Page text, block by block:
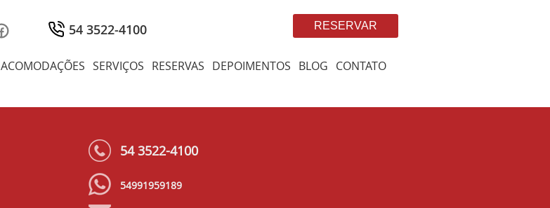
54 3522-4100 RESERVAR
ACOMODAÇÕES SERVIÇOS RESERVAS DEPOIMENTOS BLOG CONTATO
54 3522-4100
54991959189